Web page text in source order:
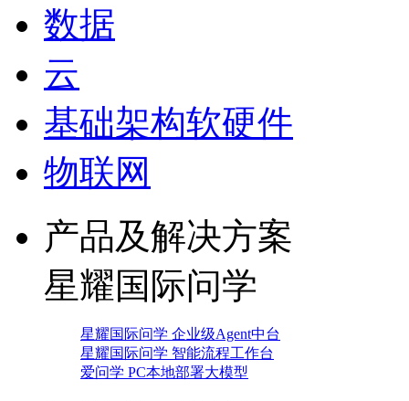
数据
云
基础架构软硬件
物联网
产品及解决方案
星耀国际问学
星耀国际问学 企业级Agent中台
星耀国际问学 智能流程工作台
爱问学 PC本地部署大模型